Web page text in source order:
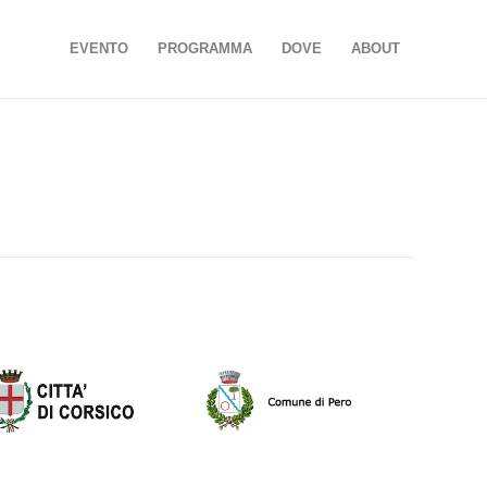
EVENTO PROGRAMMA DOVE ABOUT